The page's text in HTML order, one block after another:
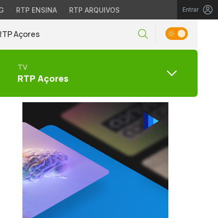
RTP ENSINA RTP ARQUIVOS Entrar
Açores
TV
RTP Açores